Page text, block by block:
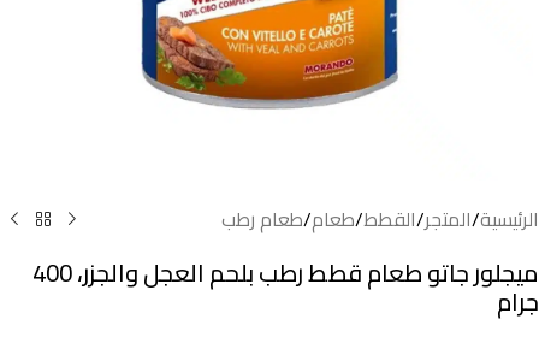
الرئيسية/المتجر/القطط/طعام/طعام رطب
ميجلور جاتو طعام قطط رطب بلحم العجل والجزر، 400
جرام